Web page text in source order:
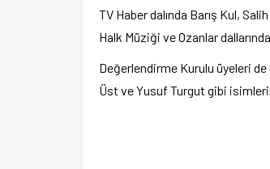
TV Haber dalında Barış Kul,
Halk Müziği ve Ozanlar
Değerlendirme Kurulu üyeleri de
Üst ve Yusuf Turgut gibi
Kulübüne yeni